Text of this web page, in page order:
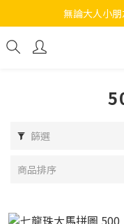
無論大人小
篩選
商品排序